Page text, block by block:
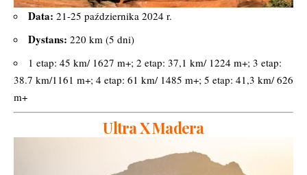
Data: 21-25 października 2024 r.
Dystans: 220 km (5 dni)
1 etap: 45 km/ 1627 m+; 2 etap: 37,1 km/ 1224 m+; 3 etap:
38.7 km/1161 m+; 4 etap: 61 km/ 1485 m+; 5 etap: 41,3 km/ 626
m+
Ultra X Madera